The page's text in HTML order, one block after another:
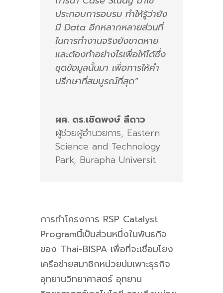
ประกอบการอบรม ทำให้รู้ว่ายัง
มี Data อีกหลากหลายส่วนที่
ในการทำงานจริงยังขาดหาย
และต้องทำอย่างไรเพื่อให้ได้ซึ่ง
ชุดข้อมูลนั้นมา เพื่อการให้คำ
ปรึกษาที่สมบูรณ์ที่สุด”
ผศ. ดร.เชิดพงษ์ สีดาว
ผู้ช่วยผู้อำนวยการ, Eastern
Science and Technology
Park, Burapha Universit
การทำโครงการ RSP Catalyst
Programนี้เป็นส่วนหนึ่งในพันธกิจ
ของ Thai-BISPA เพื่อที่จะเชื่อมโยง
เครือข่ายสมาชิกหน่วยบ่มเพาะธุรกิจ
อุทยานวิทยาศาสตร์ อุทยาน